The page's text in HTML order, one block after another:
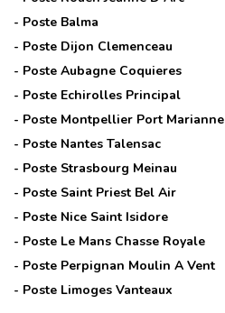
- Poste Balma
- Poste Dijon Clemenceau
- Poste Aubagne Coquieres
- Poste Echirolles Principal
- Poste Montpellier Port Marianne
- Poste Nantes Talensac
- Poste Strasbourg Meinau
- Poste Saint Priest Bel Air
- Poste Nice Saint Isidore
- Poste Le Mans Chasse Royale
- Poste Perpignan Moulin A Vent
- Poste Limoges Vanteaux